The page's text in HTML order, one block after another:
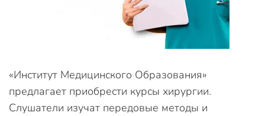
«Институт Медицинского Образования»
предлагает приобрести курсы хирургии.
Слушатели изучат передовые методы и